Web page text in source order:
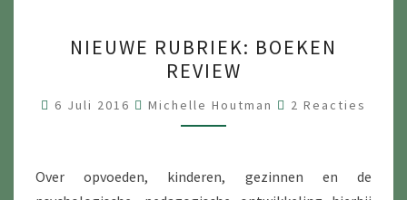
RUBRIEK:
BOEKEN
REVIEW
NIEUWE RUBRIEK: BOEKEN
REVIEW
6 Juli 2016 Michelle Houtman Reacties
2 Reacties
Over opvoeden, kinderen, gezinnen en de